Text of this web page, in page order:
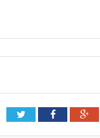
TwitterFacebook